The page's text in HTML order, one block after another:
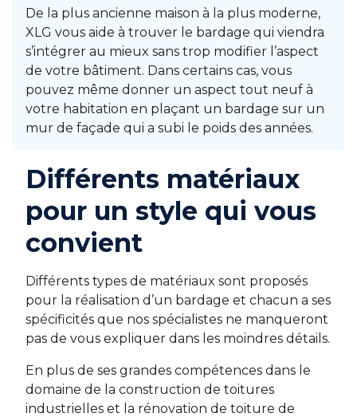
De la plus ancienne maison à la plus moderne,
XLG vous aide à trouver le bardage qui viendra
s’intégrer au mieux sans trop modifier l’aspect
de votre bâtiment. Dans certains cas, vous
pouvez même donner un aspect tout neuf à
votre habitation en plaçant un bardage sur un
mur de façade qui a subi le poids des années.
Différents matériaux
pour un style qui vous
convient
Différents types de matériaux sont proposés
pour la réalisation d’un bardage et chacun a ses
spécificités que nos spécialistes ne manqueront
pas de vous expliquer dans les moindres détails.
En plus de ses grandes compétences dans le
domaine de la construction de toitures
industrielles et la rénovation de toiture de